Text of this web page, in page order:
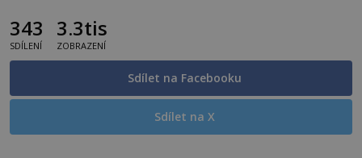
343
SDÍLENÍ
3.3tis
ZOBRAZENÍ
Sdílet na Facebooku
Sdílet na X